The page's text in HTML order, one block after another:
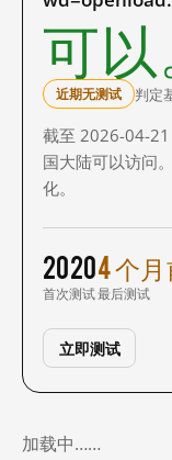
可以
近期无测试 判定
截至 2026-04-21
国大陆可以访问
化。
2020
首次测试
4 个
最后测试
立即测试
加载中……